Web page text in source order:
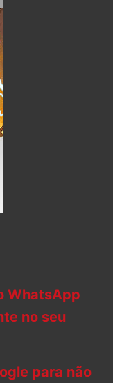
WhatsApp
no seu
para não